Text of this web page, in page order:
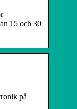
15 och 30
på